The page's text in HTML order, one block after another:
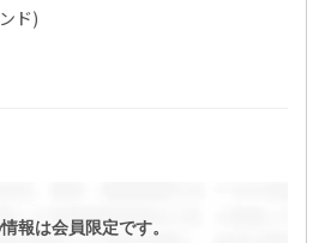
店・業務委託募集！家族割
ができます。
ド)
報は会員限定です。